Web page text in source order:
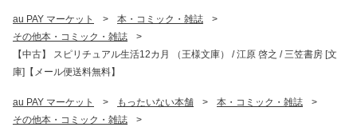
au PAY マーケット > 本・コミック・雑誌
>
その他本・コミック・雑誌
>
【中古】 スピリチュアル生活12カ月 （王様文庫） / 江原 啓之 / 三笠書房 [文
庫]【メール便送料無料】
au PAY マーケット > もったいない本舗 > 本・コミック・雑誌
>
その他本・コミック・雑誌
>